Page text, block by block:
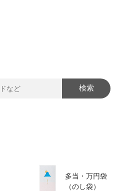
検索
多当・万円袋
（のし袋）